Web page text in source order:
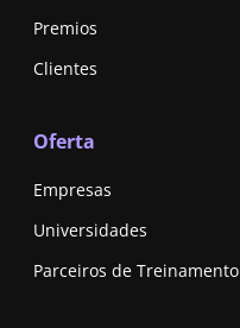
Premios
Clientes
Oferta
Empresas
Universidades
Parceiros de Treinamento